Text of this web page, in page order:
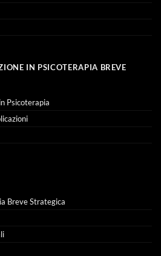
IN PSICOTERAPIA BREVE
Psicoterapia
Breve Strategica